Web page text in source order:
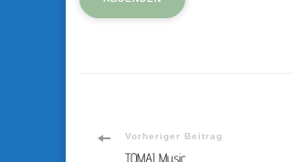
Vorheriger Beitrag
TOMAI Music